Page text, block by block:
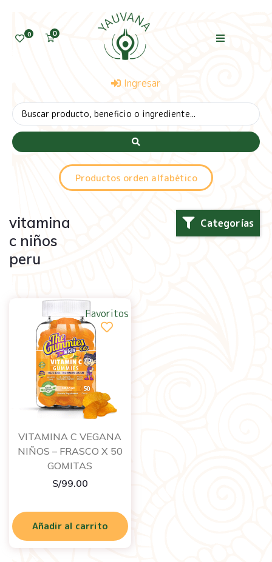
0 0
Ingresar
Productos orden alfabético
Categorías
vitamina
c niños
peru
VITAMINA C VEGANA
NIÑOS – FRASCO X 50
GOMITAS
S/99.00
Añadir al carrito
Favoritos